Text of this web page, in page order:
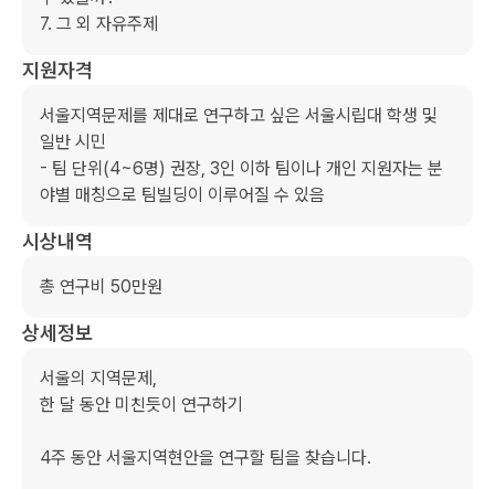
7. 그 외 자유주제
지원자격
서울지역문제를 제대로 연구하고 싶은 서울시립대 학생 및
일반 시민
- 팀 단위(4~6명) 권장, 3인 이하 팀이나 개인 지원자는 분
야별 매칭으로 팀빌딩이 이루어질 수 있음
시상내역
총 연구비 50만원
상세정보
서울의 지역문제,
한 달 동안 미친듯이 연구하기
4주 동안 서울지역현안을 연구할 팀을 찾습니다.